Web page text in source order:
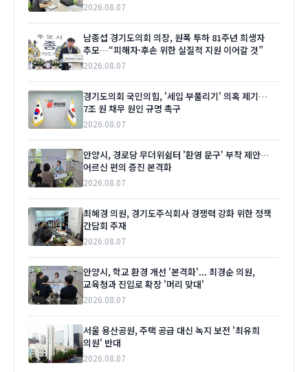
2026.08.07
남종섭 경기도의회 의장, 원폭 투하 81주년 희생자
추모…“피해자·후손 위한 실질적 지원 이어갈 것”
2026.08.07
경기도의회 국민의힘, '세입 부풀리기' 의혹 제기…
7조 원 채무 원인 규명 촉구
2026.08.07
안양시, 경로당 무더위쉼터 '환영 문구' 부착 제안…
어르신 편의 증진 본격화
2026.08.07
최혜경 의원, 경기도주식회사 경쟁력 강화 위한 정책
간담회 주재
2026.08.07
안양시, 학교 환경 개선 '본격화'... 최경순 의원,
교육청과 진입로 확장 '머리 맞대'
2026.08.07
서울 용산공원, 주택 공급 대신 녹지 보전 '최유희
의원' 반대
2026.08.07